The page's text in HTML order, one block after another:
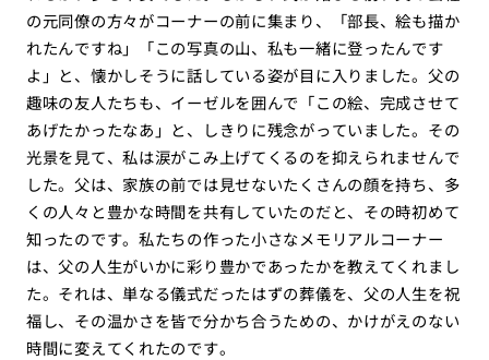
の元同僚の方々がコーナーの前に集まり、「部長、絵も描か
れたんですね」「この写真の山、私も一緒に登ったんです
よ」と、懐かしそうに話している姿が目に入りました。父の
趣味の友人たちも、イーゼルを囲んで「この絵、完成させて
あげたかったなあ」と、しきりに残念がっていました。その
光景を見て、私は涙がこみ上げてくるのを抑えられませんで
した。父は、家族の前では見せないたくさんの顔を持ち、多
くの人々と豊かな時間を共有していたのだと、その時初めて
知ったのです。私たちの作った小さなメモリアルコーナー
は、父の人生がいかに彩り豊かであったかを教えてくれまし
た。それは、単なる儀式だったはずの葬儀を、父の人生を祝
福し、その温かさを皆で分かち合うための、かけがえのない
時間に変えてくれたのです。